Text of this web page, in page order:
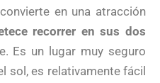
en una atracción
recorrer en sus dos
Es un lugar muy seguro
sol, es relativamente fácil